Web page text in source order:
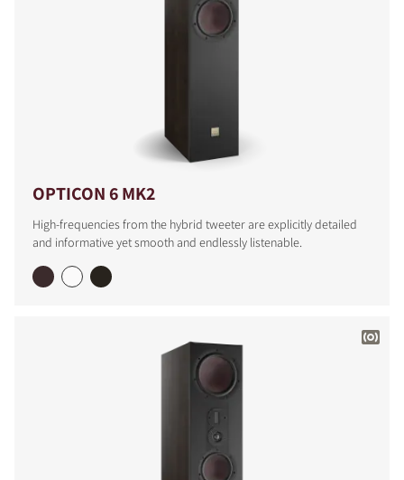
OPTICON 6 MK2
High-frequencies from the hybrid tweeter are explicitly detailed
and informative yet smooth and endlessly listenable.